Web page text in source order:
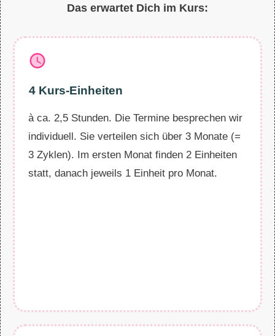
Das erwartet Dich im Kurs:
4 Kurs-Einheiten
à ca. 2,5 Stunden. Die Termine besprechen wir
individuell. Sie verteilen sich über 3 Monate (=
3 Zyklen). Im ersten Monat finden 2 Einheiten
statt, danach jeweils 1 Einheit pro Monat.